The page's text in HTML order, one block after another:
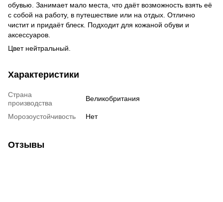
обувью. Занимает мало места, что даёт возможность взять её
с собой на работу, в путешествие или на отдых. Отлично
чистит и придаёт блеск. Подходит для кожаной обуви и
аксессуаров.
Цвет нейтральный.
Характеристики
Страна
производства
Великобритания
Морозоустойчивость Нет
Отзывы